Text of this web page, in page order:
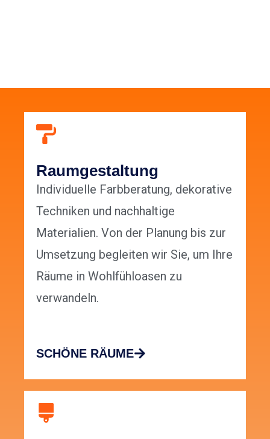
Raumgestaltung
Individuelle Farbberatung, dekorative
Techniken und nachhaltige
Materialien. Von der Planung bis zur
Umsetzung begleiten wir Sie, um Ihre
Räume in Wohlfühloasen zu
verwandeln.
SCHÖNE RÄUME